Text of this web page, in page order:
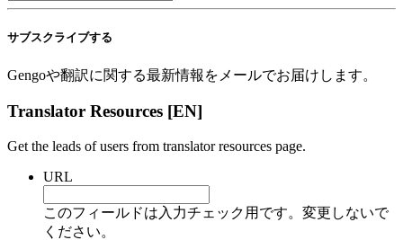
サブスクライブする
Gengoや翻訳に関する最新情報をメールでお届けします。
Translator Resources [EN]
Get the leads of users from translator resources page.
URL
このフィールドは入力チェック用です。変更しないで
ください。